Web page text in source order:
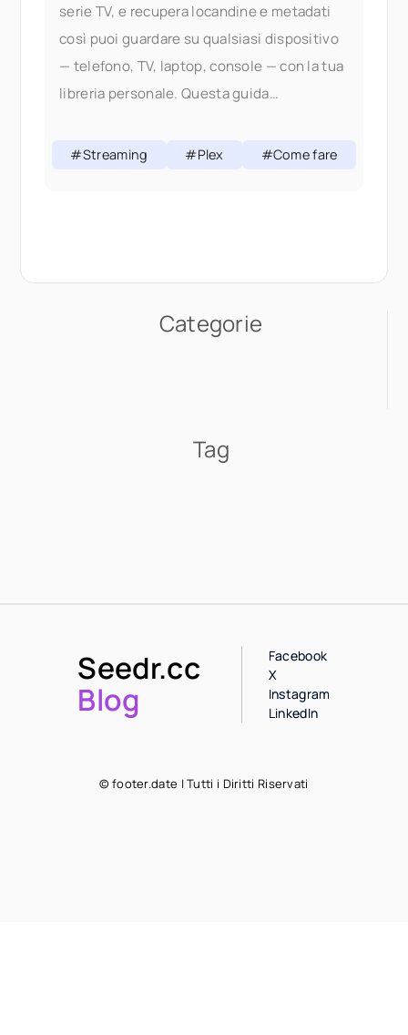
serie TV, e recupera locandine e metadati
così puoi guardare su qualsiasi dispositivo
— telefono, TV, laptop, console — con la tua
libreria personale. Questa guida
attraverso
#Streaming #Plex #Come fare
Categorie
Tag
Seedr.cc
Blog
Facebook
X
Instagram
LinkedIn
© footer.date | Tutti i Diritti Riservati